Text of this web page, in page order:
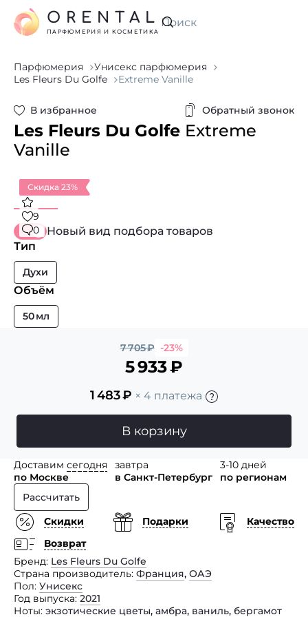
Искать
ORENTAL
ПАРФЮМЕРИЯ И КОСМЕТИКА
Парфюмерия
Унисекс парфюмерия
Les Fleurs Du Golfe
Extreme Vanille
В избранное Обратный звонок
Les Fleurs Du Golfe Extreme
Vanille
Скидка 23%
9
0
Новый вид подбора товаров
Тип
Духи
Объём
50 мл
7 705₽ -23%
5 933₽
1 483₽ × 4 платежа
В корзину
Доставим сегодня
по Москве
завтра
в Санкт-Петербург
3-10 дней
по регионам
Рассчитать
Скидки
Подарки
Качество
Возврат
Бренд Les Fleurs Du Golfe
Страна производитель Франция, ОАЭ
Пол Унисекс
Год выпуска 2021
Ноты экзотические цветы, амбра, ваниль, бергамот